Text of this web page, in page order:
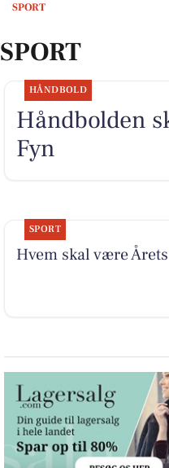
SPORT
SPORT
HÅNDBOLD
Håndbolden
Fyn
SPORT
Hvem skal være